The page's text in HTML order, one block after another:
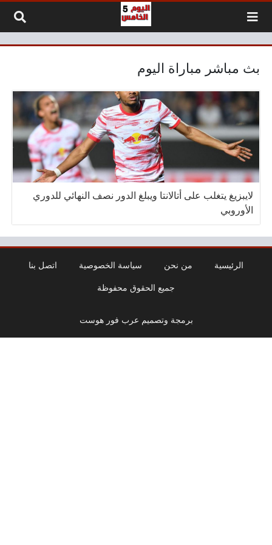
بث مباشر مباراة اليوم
لايبزيغ يتغلب على أتالانتا ويبلغ الدور نصف النهائي للدوري
الأوروبي
الرئيسية من نحن سياسة الخصوصية اتصل بنا
جميع الحقوق محفوظة
برمجة وتصميم عرب فور هوست